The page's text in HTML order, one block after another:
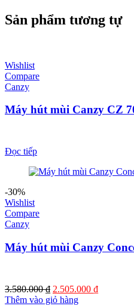
Sản phẩm tương tự
Wishlist
Compare
Canzy
Máy hút mùi Canzy CZ
Đọc tiếp
-30%
Wishlist
Compare
Canzy
Máy hút mùi Canzy
3.580.000₫ Giá
gốc
2.505.000 ₫Giá
Thêm vào giỏ hàng